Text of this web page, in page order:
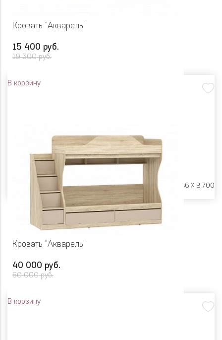
Кровать "Акварель"
15 400 руб.
19 300 руб.
В корзину
Ш 1642 X Г 846 X В 700
Кровать "Акварель"
40 000 руб.
50 000 руб.
В корзину